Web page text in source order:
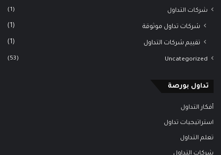
شركات التداول (1)
شركات تداول موثوقة (1)
تقييم شركات التداول (1)
Uncategorized
(53)
تداول بورصة
أفكار التداول
استراتيجيات تداول
تعلم التداول
شركات التداول